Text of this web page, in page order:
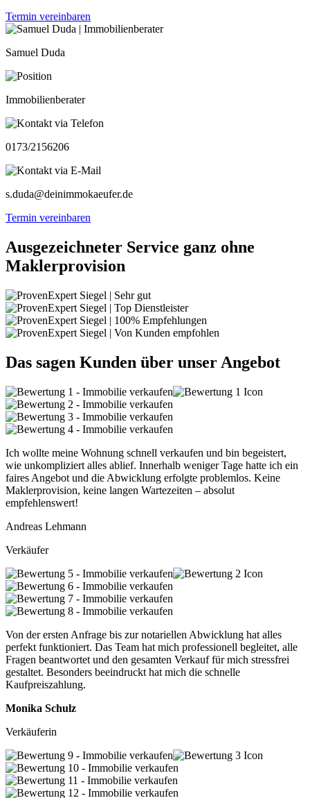
Termin vereinbaren
Samuel Duda
Immobilienberater
0173/2156206
s.duda@deinimmokaeufer.de
Termin vereinbaren
Ausgezeichneter Service ganz ohne
Maklerprovision
Das sagen Kunden über unser Angebot
Ich wollte meine Wohnung schnell verkaufen und bin begeistert,
wie unkompliziert alles ablief. Innerhalb weniger Tage hatte ich ein
faires Angebot und die Abwicklung erfolgte problemlos. Keine
Maklerprovision, keine langen Wartezeiten – absolut
empfehlenswert!
Andreas Lehmann
Verkäufer
Von der ersten Anfrage bis zur notariellen Abwicklung hat alles
perfekt funktioniert. Das Team hat mich professionell begleitet, alle
Fragen beantwortet und den gesamten Verkauf für mich stressfrei
gestaltet. Besonders beeindruckt hat mich die schnelle
Kaufpreiszahlung.
Monika Schulz
Verkäuferin